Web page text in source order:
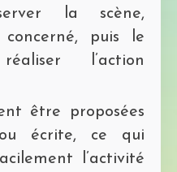
la scène,
puis le
l’action
être proposées
écrite, ce qui
l’activité